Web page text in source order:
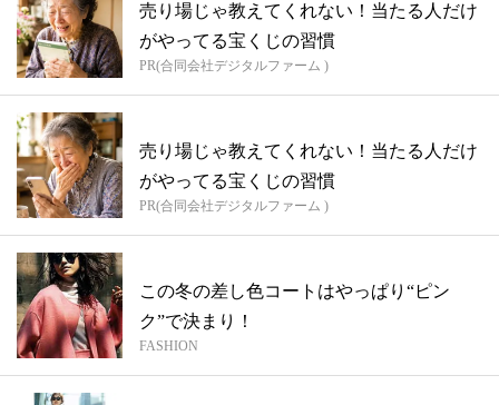
売り場じゃ教えてくれない！当たる人だけ
がやってる宝くじの習慣
PR(合同会社デジタルファーム )
売り場じゃ教えてくれない！当たる人だけ
がやってる宝くじの習慣
PR(合同会社デジタルファーム )
この冬の差し色コートはやっぱり“ピン
ク”で決まり！
FASHION